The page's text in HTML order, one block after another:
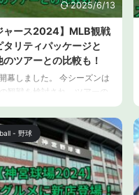
生日に贈ったウイスキーに
説します。 大谷翔平選手が
ントした岡山のウイスキー
ンゼルス・ドジャースの大
手が、デーブ・ロバーツ監
日に贈った岡山の ...
2025/6/13
ャース2024】MLB観戦
タリティパッケージと
のツアーとの比較も！
幕しました。 今シーズンは
観戦を検討され、ツアーの
めている方も多いのではな
うか。 今シーズンからJTB
メジャーリーグベースボー
ジアにおけるトラベル&ホス
ィ事業のオフィシャルパー
なったことで、ホスピタリ
ケージ（Official Hospitality
- 野球